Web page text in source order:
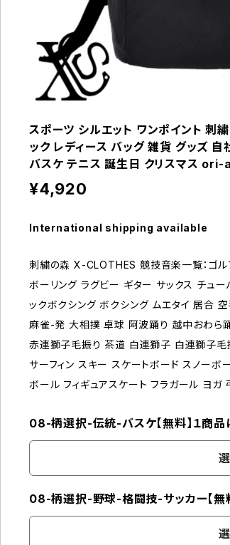
スポーツ シルエット ワンポイント 刺
ック レディース バッグ 雑貨 グッズ
バスケ テニス 誕生日 クリスマス
¥4,920
International shipping available
刺繍の森 X-CLOTHES 競技音楽一覧：ゴル
ボーリング ラグビー ギター サックス チュ
ックボクシング ボクシング ムエタイ 居合
麻雀-発 大相撲 卓球 阿波踊り 越中おわら
赤連獅子毛振り 茶道 白連獅子 白連獅子毛
サーフィン スキー スケートボード スノーボ
ボール フィギュアスケート フラガール
08-柄選択-伝統-バスケ【無料】１商品
08-柄選択-野球-格闘技-サッカー【無